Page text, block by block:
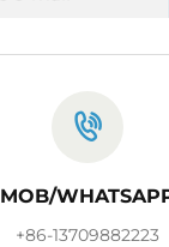
MOB/
+86-13709882223